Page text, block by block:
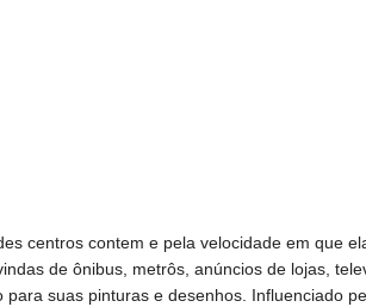
centros contem e pela velocidade em que
de ônibus, metrôs, anúncios de lojas,
suas pinturas e desenhos. Influenciado